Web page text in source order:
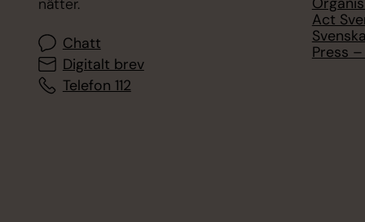
nätter.
Chatt
Digitalt brev
Telefon 112
Act
Press